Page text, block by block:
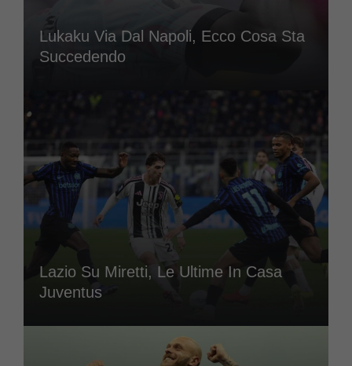
Lukaku Via Dal Napoli, Ecco Cosa Sta
Succedendo
Lazio Su Miretti, Le Ultime In Casa
Juventus